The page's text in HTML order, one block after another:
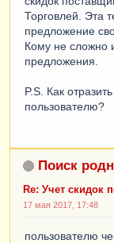
Торговлей. Эта
предложение
Кому не сложно
предложения.
P.S. Как
пользователю?
Поиск
Re: Учет скидок
17 мая 2017, 17:48
пользователю